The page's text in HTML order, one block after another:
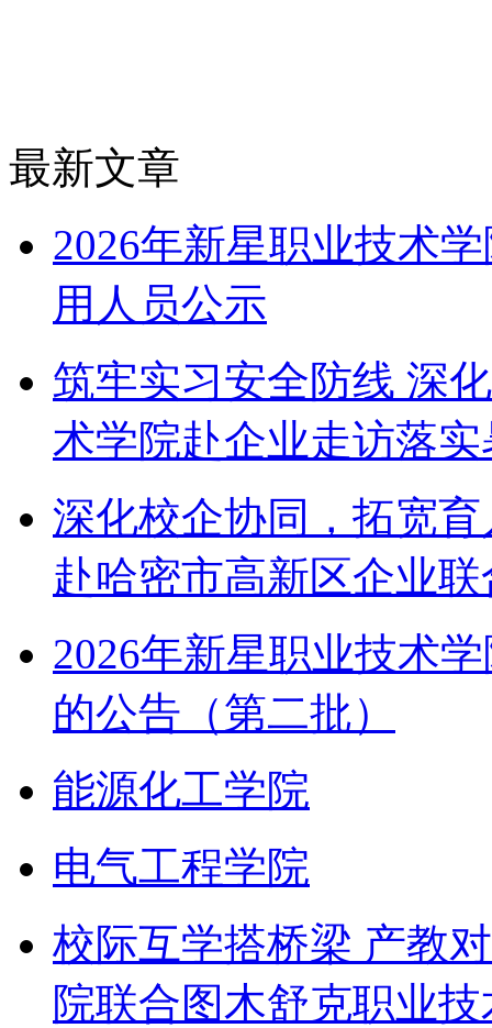
最新文章
2026年新星职业技术
用人员公示
筑牢实习安全防线 深
术学院赴企业走访落
深化校企协同，拓宽
赴哈密市高新区企业
2026年新星职业技术
的公告（第二批）
能源化工学院
电气工程学院
校际互学搭桥梁 产教
院联合图木舒克职业